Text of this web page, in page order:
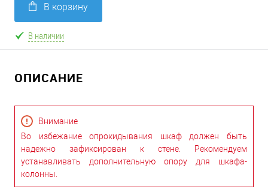
В корзину
В наличии
ОПИСАНИЕ
Внимание
Во избежание опрокидывания шкаф должен быть
надежно зафиксирован к стене. Рекомендуем
устанавливать дополнительную опору для шкафа-
колонны.